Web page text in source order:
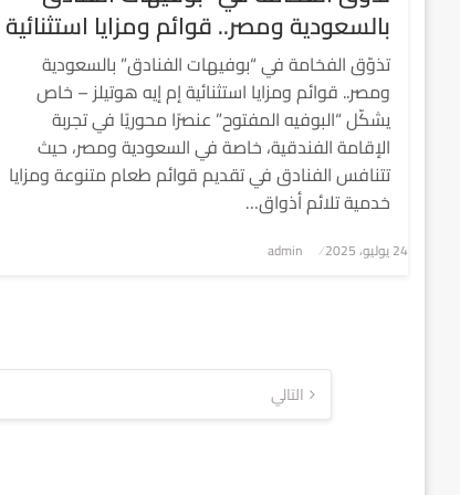
بالسعودية ومصر.. قوائم ومزايا استثنائية
تذوّق الفخامة في “بوفيهات الفنادق” بالسعودية
ومصر.. قوائم ومزايا استثنائية إم إيه هوتيلز – خاص
يشكّل “البوفيه المفتوح” عنصرًا محوريًا في تجربة
الإقامة الفندقية، خاصة في السعودية ومصر، حيث
تتنافس الفنادق في تقديم قوائم طعام متنوعة ومزايا
خدمية تلائم أذواق…
نُشر
24 يوليو، 2025 admin
تعدد
صفحات
التالي